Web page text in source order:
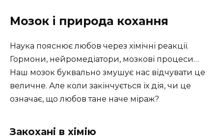
Мозок і природа кохання
Наука пояснює любов через хімічні реакції.
Гормони, нейромедіатори, мозкові процеси…
Наш мозок буквально змушує нас відчувати це
величне. Але коли закінчується їх дія, чи це
означає, що любов тане наче міраж?
Закохані в хімію